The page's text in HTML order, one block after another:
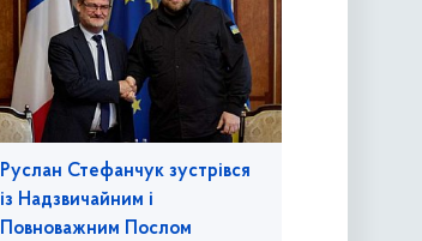
Руслан Стефанчук зустрівся
із Надзвичайним і
Повноважним Послом